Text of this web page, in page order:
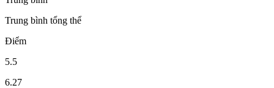
Trung bình tổng thể
Điểm
5.5
6.27